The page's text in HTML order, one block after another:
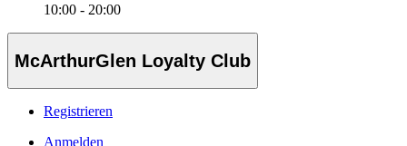
10:00 - 20:00
McArthurGlen Loyalty Club
Registrieren
Anmelden